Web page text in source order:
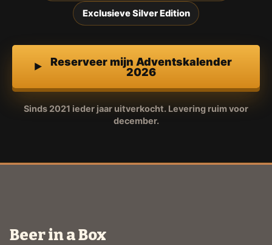
Exclusieve Silver Edition
Reserveer mijn Adventskalender
2026
Sinds 2021 ieder jaar uitverkocht. Levering ruim voor
december.
Beer in a Box